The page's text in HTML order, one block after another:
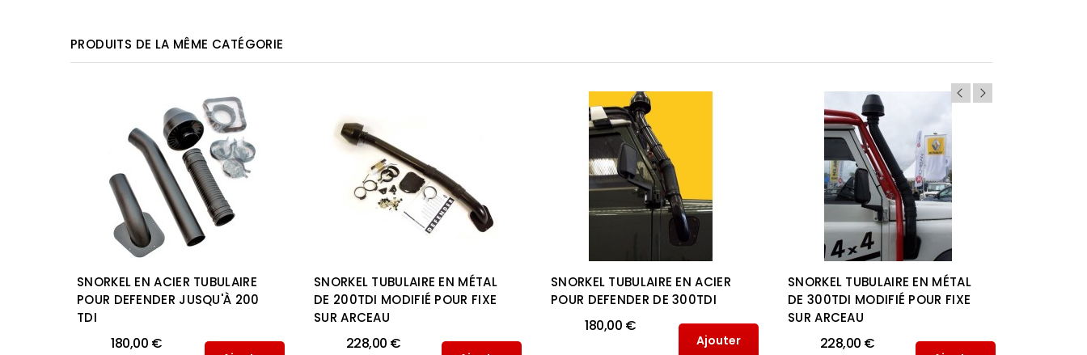
PRODUITS DE LA MÊME CATÉGORIE
SNORKEL EN ACIER TUBULAIRE
POUR DEFENDER JUSQU'À 200
TDI
180,00 €
SNORKEL TUBULAIRE EN MÉTAL
DE 200TDI MODIFIÉ POUR FIXE
SUR ARCEAU
228,00 €
SNORKEL TUBULAIRE EN ACIER
POUR DEFENDER DE 300TDI
180,00 €
Ajouter
SNORKEL TUBULAIRE EN MÉTAL
DE 300TDI MODIFIÉ POUR FIXE
SUR ARCEAU
228,00 €